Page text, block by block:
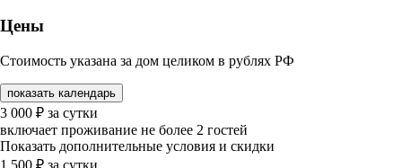
Цены
Стоимость указана за дом целиком в рублях РФ
показать календарь
3 000 ₽ за сутки
включает проживание не более 2 гостей
Показать дополнительные условия и скидки
1 500 ₽ за сутки